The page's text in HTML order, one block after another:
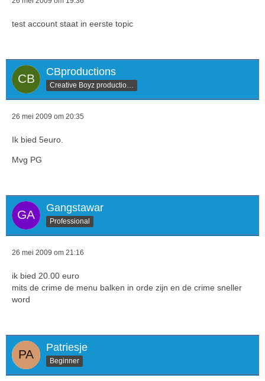
test account staat in eerste topic
CBproductions
26 mei 2009 om 20:35
Ik bied 5euro.
Mvg PG
Gangstawar
Professional
26 mei 2009 om 21:16
ik bied 20.00 euro
mits de crime de menu balken in orde zijn en de crime sneller
word
Patriesje
Beginner